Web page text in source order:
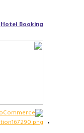
Hotel Booking